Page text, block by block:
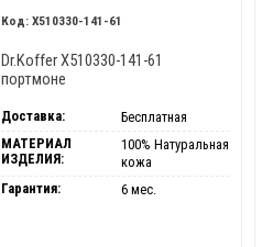
X510330-141-61
Dr.Koffer X510330-141-61
портмоне
Доставка:
Бесплатная
МАТЕРИАЛ
ИЗДЕЛИЯ:
100% Натуральная
кожа
Гарантия:
6 мес.